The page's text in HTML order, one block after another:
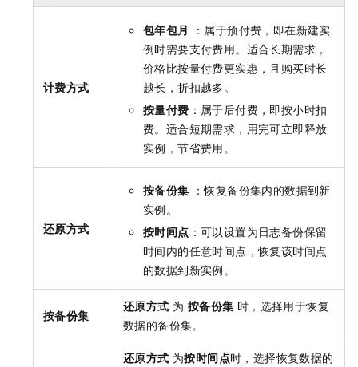
计费方式
包年包月
：属于预付费，即在新建实
例时需要支付费用。适合长期需求，
价格比按量付费更实惠，且购买时长
越长，折扣越多。
按量付费 ：属于后付费，即按小时扣
费。适合短期需求，用完可立即释放
实例，节省费用。
还原方式
按备份集 ：恢复备份集内的数据到新
实例。
按时间点 ：可以设置为日志备份保留
时间内的任意时间点，恢复该时间点
的数据到新实例。
按备份集
还原方式 为 按备份集 时，选择用于恢复
数据的备份集。
还原方式 为按时间点时，选择恢复数据的